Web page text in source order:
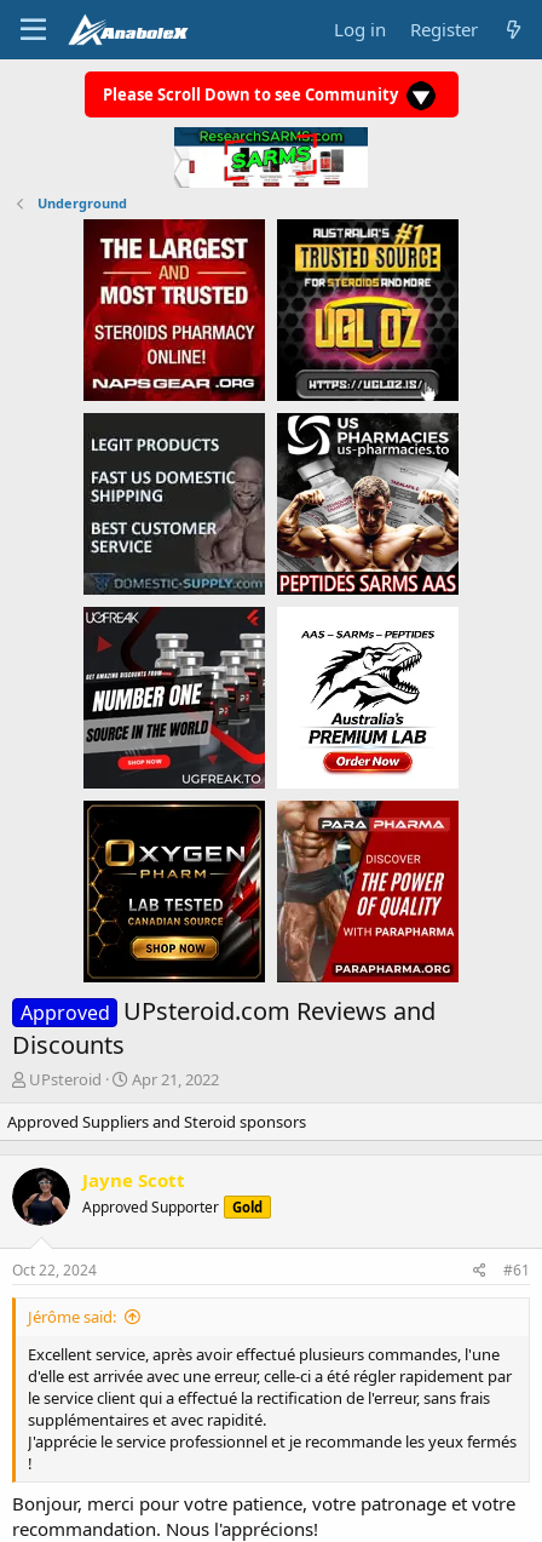
Log in Register
Please Scroll Down to see Community
Underground
Approved UPsteroid.com Reviews and
Discounts
T
r
e
a
s
t
a
r
e
UPsteroid
S
a
r
d
a
e
Apr 21, 2022
Approved Suppliers and Steroid sponsors
Jayne Scott
Approved Supporter Gold
Oct 22, 2024 #61
Jérôme said:
Excellent service, après avoir effectué plusieurs commandes, l'une
d'elle est arrivée avec une erreur, celle-ci a été régler rapidement par
le service client qui a effectué la rectification de l'erreur, sans frais
supplémentaires et avec rapidité.
J'apprécie le service professionnel et je recommande les yeux fermés
!
Bonjour, merci pour votre patience, votre patronage et votre
recommandation. Nous l'apprécions!